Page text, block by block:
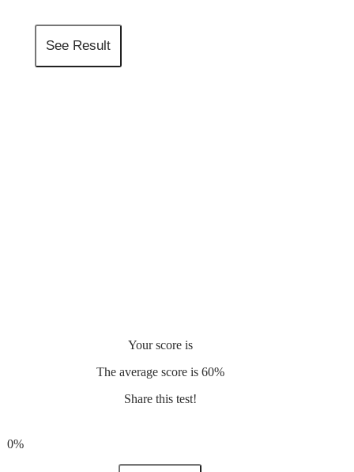
Your score is
The average score is 60%
Share this test!
0%